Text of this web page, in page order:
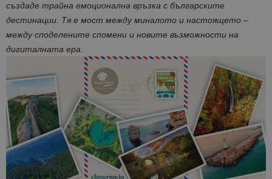
създаде трайна емоционална връзка с българските
дестинации. Тя е мост между миналото и настоящето –
между споделените спомени и новите възможности на
дигиталната ера.